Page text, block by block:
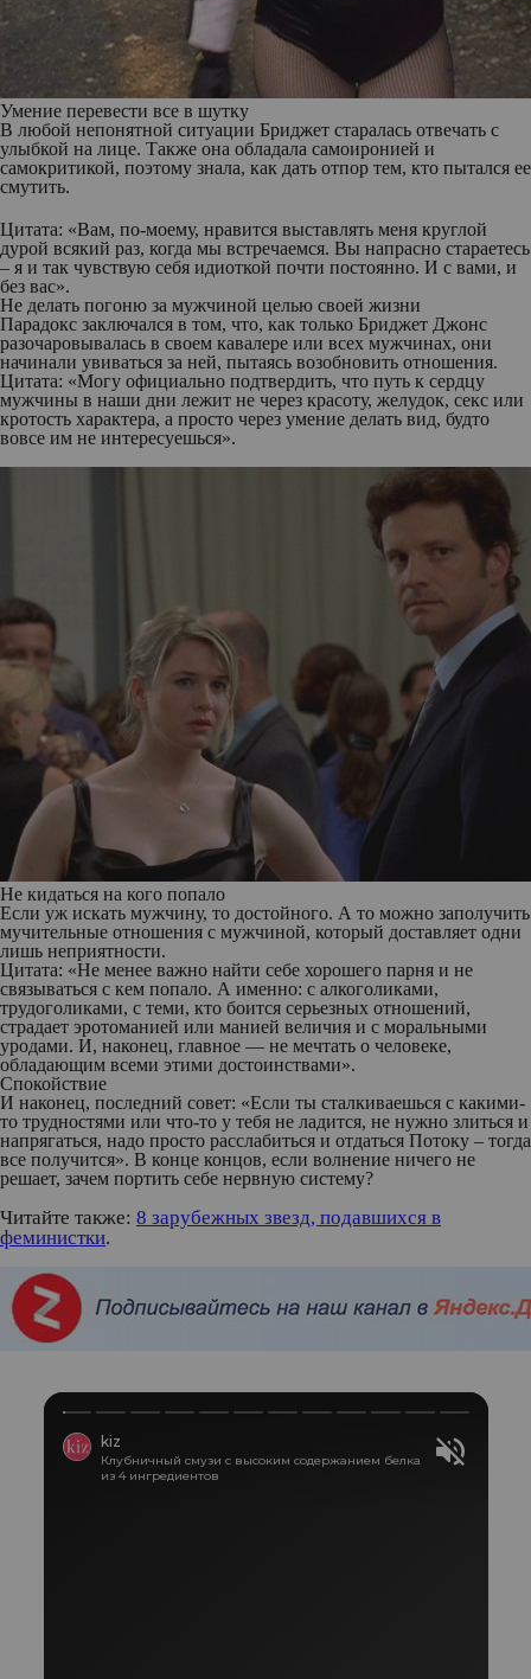
Умение перевести все в шутку
В любой непонятной ситуации Бриджет старалась отвечать с
улыбкой на лице. Также она обладала самоиронией и
самокритикой, поэтому знала, как дать отпор тем, кто пытался ее
смутить.
Цитата: «Вам, по-моему, нравится выставлять меня круглой
дурой всякий раз, когда мы встречаемся. Вы напрасно стараетесь
– я и так чувствую себя идиоткой почти постоянно. И с вами, и
без вас».
Не делать погоню за мужчиной целью своей жизни
Парадокс заключался в том, что, как только Бриджет Джонс
разочаровывалась в своем кавалере или всех мужчинах, они
начинали увиваться за ней, пытаясь возобновить отношения.
Цитата: «Могу официально подтвердить, что путь к сердцу
мужчины в наши дни лежит не через красоту, желудок, секс или
кротость характера, а просто через умение делать вид, будто
вовсе им не интересуешься».
Не кидаться на кого попало
Если уж искать мужчину, то достойного. А то можно заполучить
мучительные отношения с мужчиной, который доставляет одни
лишь неприятности.
Цитата: «Не менее важно найти себе хорошего парня и не
связываться с кем попало. А именно: с алкоголиками,
трудоголиками, с теми, кто боится серьезных отношений,
страдает эротоманией или манией величия и с моральными
уродами. И, наконец, главное — не мечтать о человеке,
обладающим всеми этими достоинствами».
Спокойствие
И наконец, последний совет: «Если ты сталкиваешься с какими-
то трудностями или что-то у тебя не ладится, не нужно злиться и
напрягаться, надо просто расслабиться и отдаться Потоку – тогда
все получится». В конце концов, если волнение ничего не
решает, зачем портить себе нервную систему?
Читайте также: 8 зарубежных звезд, подавшихся в
феминистки.